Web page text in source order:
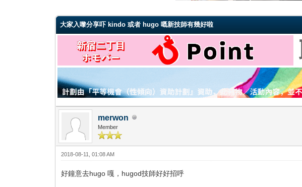
大家入嚟分享吓 kindo 或者 hugo 嘅新技師有幾好啦
merwon
Member
2018-08-11, 01:08 AM
好鐘意去hugo 嘎，hugod技師好好招呼